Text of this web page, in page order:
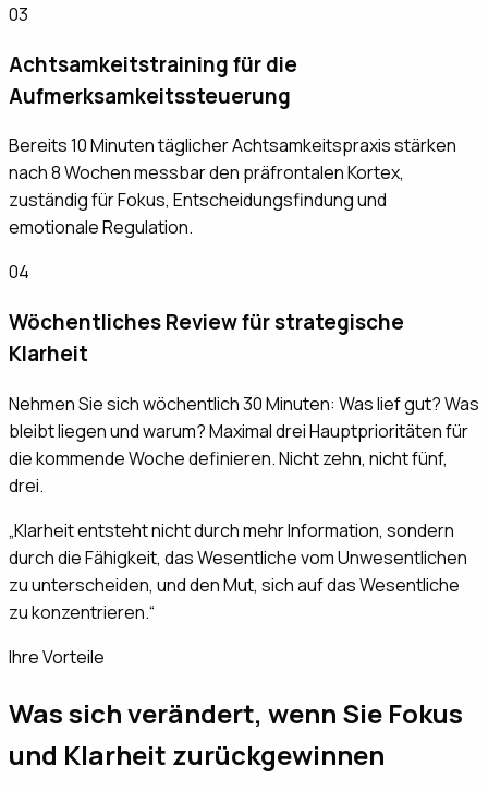
03
Achtsamkeitstraining für die
Aufmerksamkeitssteuerung
Bereits 10 Minuten täglicher Achtsamkeitspraxis stärken
nach 8 Wochen messbar den präfrontalen Kortex,
zuständig für Fokus, Entscheidungsfindung und
emotionale Regulation.
04
Wöchentliches Review für strategische
Klarheit
Nehmen Sie sich wöchentlich 30 Minuten: Was lief gut? Was
bleibt liegen und warum? Maximal drei Hauptprioritäten für
die kommende Woche definieren. Nicht zehn, nicht fünf,
drei.
„Klarheit entsteht nicht durch mehr Information, sondern
durch die Fähigkeit, das Wesentliche vom Unwesentlichen
zu unterscheiden, und den Mut, sich auf das Wesentliche
zu konzentrieren.“
Ihre Vorteile
Was sich verändert, wenn Sie Fokus
und Klarheit zurückgewinnen